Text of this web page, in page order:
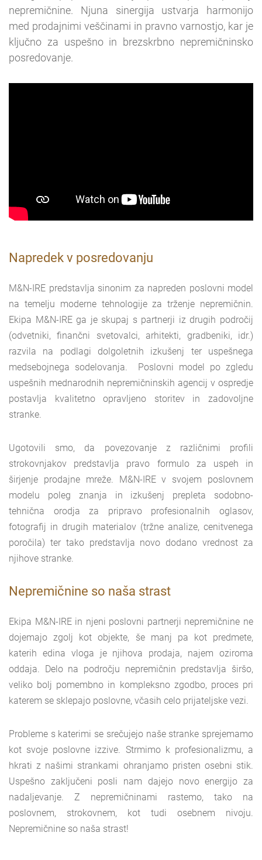
nepremičnine. Njuna sinergija ustvarja harmonijo
med prodajnimi veščinami in pravno varnostjo, kar je
ključno za uspešno in brezskrbno nepremičninsko
posredovanje.
Napredek v posredovanju
M&N-IRE predstavlja sinonim za napreden poslovni model
na temelju moderne tehnologije za trženje nepremičnin.
Ekipa M&N-IRE ga je skupaj s partnerji iz drugih področij
(odvetniki, finančni svetovalci, arhitekti, gradbeniki, idr.)
razvila na podlagi dolgoletnih izkušenj ter uspešnega
medsebojnega sodelovanja. Poslovni model po zgledu
uspešnih mednarodnih nepremičninskih agencij v ospredje
postavlja kvalitetno opravljeno storitev in zadovoljne
stranke.
Ugotovili smo, da povezovanje z različnimi profili
strokovnjakov predstavlja pravo formulo za uspeh in
širjenje prodajne mreže. M&N-IRE v svojem poslovnem
modelu poleg znanja in izkušenj prepleta sodobno-
tehnična orodja za pripravo profesionalnih oglasov,
fotografij in drugih materialov (tržne analize, cenitvenega
poročila) ter tako predstavlja novo dodano vrednost za
njihove stranke.
Nepremičnine so naša strast
Ekipa M&N-IRE in njeni poslovni partnerji nepremičnine ne
dojemajo zgolj kot objekte, še manj pa kot predmete,
katerih edina vloga je njihova prodaja, najem oziroma
oddaja. Delo na področju nepremičnin predstavlja širšo,
veliko bolj pomembno in kompleksno zgodbo, proces pri
katerem se sklepajo poslovne, včasih celo prijateljske vezi.
Probleme s katerimi se srečujejo naše stranke sprejemamo
kot svoje poslovne izzive. Strmimo k profesionalizmu, a
hkrati z našimi strankami ohranjamo pristen osebni stik.
Uspešno zaključeni posli nam dajejo novo energijo za
nadaljevanje. Z nepremičninami rastemo, tako na
poslovnem, strokovnem, kot tudi osebnem nivoju.
Nepremičnine so naša strast!